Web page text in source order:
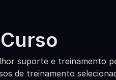
suporte e treinamento
de treinamento